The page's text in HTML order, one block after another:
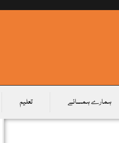
ہمارے ہمسائے تعلیم